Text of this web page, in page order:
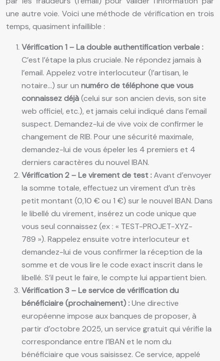
une autre voie. Voici une méthode de vérification en trois
temps, quasiment infaillible :
Vérification 1 – La double authentification verbale :
C’est l’étape la plus cruciale. Ne répondez jamais à
l’email. Appelez votre interlocuteur (l’artisan, le
notaire…) sur un numéro de téléphone que vous
connaissez déjà(celui sur son ancien devis, son site
web officiel, etc.), et jamais celui indiqué dans l’email
suspect. Demandez-lui de vive voix de confirmer le
changement de RIB. Pour une sécurité maximale,
demandez-lui de vous épeler les 4 premiers et 4
derniers caractères du nouvel IBAN.
Vérification 2 – Le virement de test :Avant d’envoyer
la somme totale, effectuez un virement d’un très
petit montant (0,10 € ou 1 €) sur le nouvel IBAN. Dans
le libellé du virement, insérez un code unique que
vous seul connaissez (ex : « TEST-PROJET-XYZ-
789 »). Rappelez ensuite votre interlocuteur et
demandez-lui de vous confirmer la réception de la
somme et de vous lire le code exact inscrit dans le
libellé. S’il peut le faire, le compte lui appartient bien.
Vérification 3 – Le service de vérification du
bénéficiaire (prochainement) :Une directive
européenne impose aux banques de proposer, à
partir d’octobre 2025, un service gratuit qui vérifie la
correspondance entre l’IBAN et le nom du
bénéficiaire que vous saisissez. Ce service, appelé